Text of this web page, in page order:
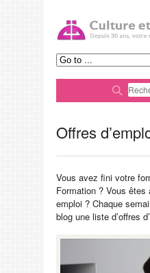
Offres
Vous avez fini votre
Formation ? Vous êtes
emploi ? Chaque
blog une liste d’offres